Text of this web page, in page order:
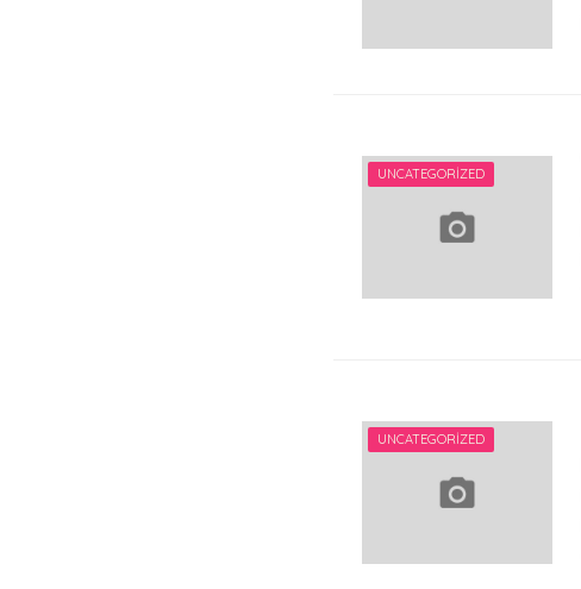
UNCATEGORIZED
UNCATEGORIZED